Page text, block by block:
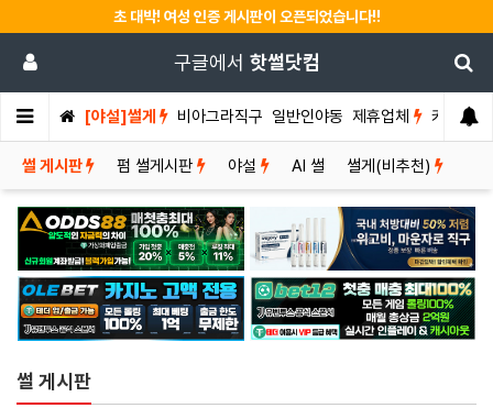
초 대박! 여성 인증 게시판이 오픈되었습니다!!
구글에서 핫썰닷컴
[야설]썰게 비아그라직구 일반인야동 제휴업체 커뮤니티
썰 게시판 펌 썰게시판 야설 AI 썰 썰게(비추천)
썰 게시판